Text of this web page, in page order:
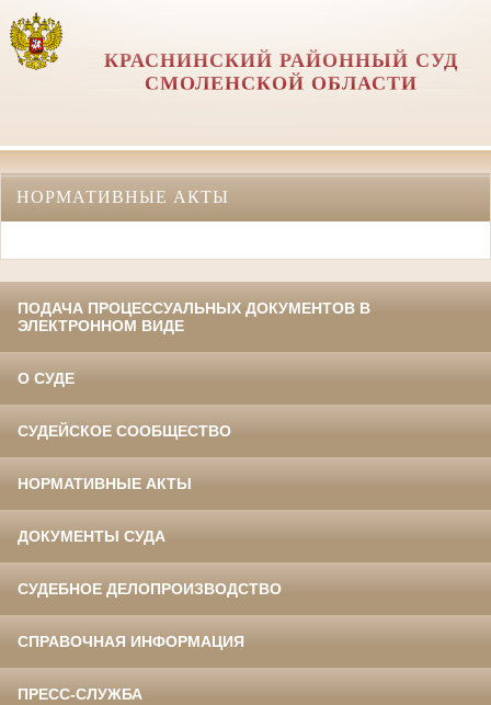
КРАСНИНСКИЙ РАЙОННЫЙ СУД
СМОЛЕНСКОЙ ОБЛАСТИ
НОРМАТИВНЫЕ АКТЫ
ПОДАЧА ПРОЦЕССУАЛЬНЫХ ДОКУМЕНТОВ В
ЭЛЕКТРОННОМ ВИДЕ
О СУДЕ
СУДЕЙСКОЕ СООБЩЕСТВО
НОРМАТИВНЫЕ АКТЫ
ДОКУМЕНТЫ СУДА
СУДЕБНОЕ ДЕЛОПРОИЗВОДСТВО
СПРАВОЧНАЯ ИНФОРМАЦИЯ
ПРЕСС-СЛУЖБА